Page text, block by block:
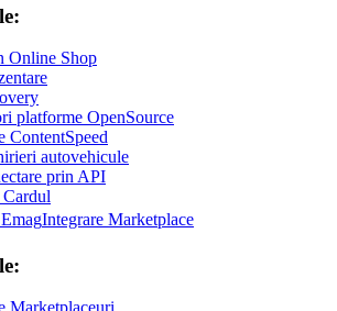
Online Shop
platforme OpenSource
ContentSpeed
autovehicule
prin API
Cardul
Integrare Marketplace